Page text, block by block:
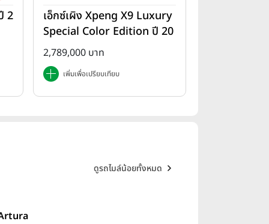
2
เอ็กซ์เผิง Xpeng X9 Luxury
Special Color Edition ปี 20
25
2,789,000 บาท
เพิ่มเพื่อเปรียบเทียบ
ดูรถไมล์น้อยทั้งหมด